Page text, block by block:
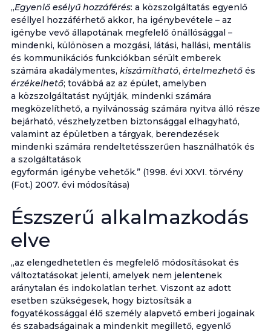
„Egyenlő esélyű hozzáférés: a közszolgáltatás egyenlő
eséllyel hozzáférhető akkor, ha igénybevétele – az
igénybe vevő állapotának megfelelő önállósággal –
mindenki, különösen a mozgási, látási, hallási, mentális
és kommunikációs funkciókban sérült emberek
számára akadálymentes, kiszámítható, értelmezhetőés
érzékelhető; továbbá az az épület, amelyben
a közszolgáltatást nyújtják, mindenki számára
megközelíthető, a nyilvánosság számára nyitva álló része
bejárható, vészhelyzetben biztonsággal elhagyható,
valamint az épületben a tárgyak, berendezések
mindenki számára rendeltetésszerűen használhatók és
a szolgáltatások
egyformán igénybe vehetők.” (1998. évi XXVI. törvény
(Fot.) 2007. évi módosítása)
Észszerű alkalmazkodás
elve
„az elengedhetetlen és megfelelő módosításokat és
változtatásokat jelenti, amelyek nem jelentenek
aránytalan és indokolatlan terhet. Viszont az adott
esetben szükségesek, hogy biztosítsák a
fogyatékossággal élő személy alapvető emberi jogainak
és szabadságainak a mindenkit megillető, egyenlő